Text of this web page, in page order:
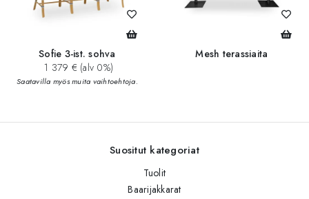
Sofie 3-ist. sohva
1 379 € (alv 0%)
Saatavilla myös muita vaihtoehtoja.
Mesh terassiaita
Suositut kategoriat
Tuolit
Baarijakkarat